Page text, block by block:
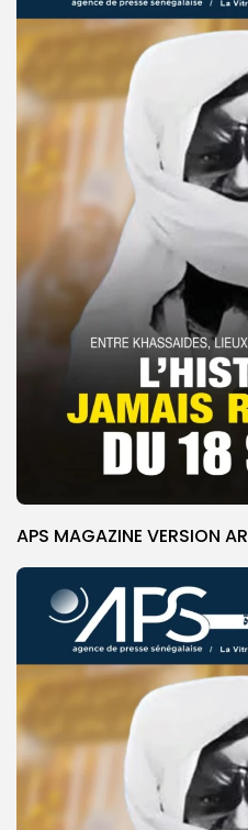
APS MAGAZINE VERSION AR